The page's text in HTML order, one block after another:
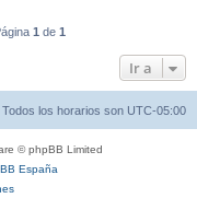
1 de 1
Ir a
Todos los horarios son UTC-05:00
© phpBB Limited
España